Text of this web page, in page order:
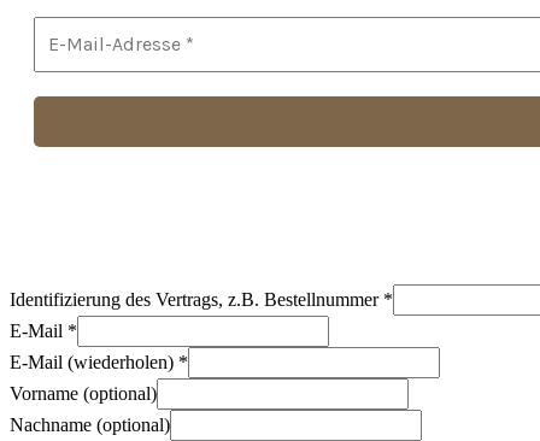
Identifizierung des Vertrags, z.B. Bestellnummer *
E-Mail *
E-Mail (wiederholen) *
Vorname (optional)
Nachname (optional)